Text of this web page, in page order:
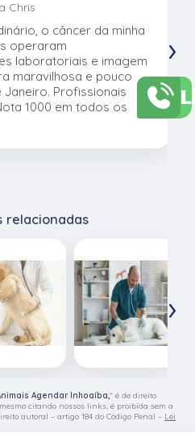
Chris
o câncer da minha
operaram
laboratoriais e imagem
maravilhosa e pouco
Profissionais
1000 em todos os
›
relacionadas
›
Agendar Inhoaíba," é de direito
citando nossos links, é proibida sem a
autoral – artigo 184 do Código Penal – Lei